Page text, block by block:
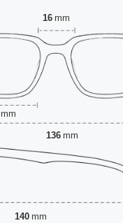
16 mm
mm
136 mm
140 mm